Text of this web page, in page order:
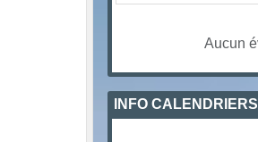
Aucun
INFO CALENDRIERS